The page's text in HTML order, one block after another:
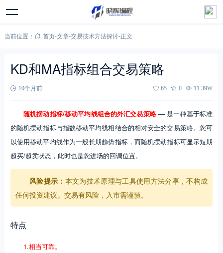
当前位置： 首页-文章-交易技术方法探讨-正文
KD和MA指标组合交易策略
10个月前 65 0 11.39W
随机摆动指标/移动平均线组合的外汇交易策略— 是一种基于标准
的随机摆动指标与指数移动平均线相结合的相对安全的交易策略。您可
以使用移动平均线作为一般长期趋势指标，而随机摆动指标可显示短期
超买/超卖状态，此时也是您进场的回调位置。
风险提示： 本文为技术原理与工具使用方法分享，不构成
任何投资建议。交易有风险，入市需谨慎。
特点
1.相当可靠。